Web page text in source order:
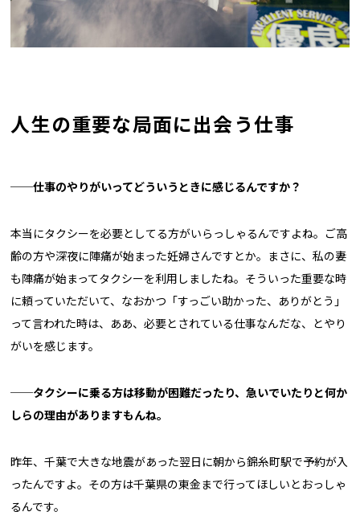
人生の重要な局面に出会う仕事
──仕事のやりがいってどういうときに感じるんですか？
本当にタクシーを必要としてる方がいらっしゃるんですよね。ご高
齢の方や深夜に陣痛が始まった妊婦さんですとか。まさに、私の妻
も陣痛が始まってタクシーを利用しましたね。そういった重要な時
に頼っていただいて、なおかつ「すっごい助かった、ありがとう」
って言われた時は、ああ、必要とされている仕事なんだな、とやり
がいを感じます。
──タクシーに乗る方は移動が困難だったり、急いでいたりと何か
しらの理由がありますもんね。
昨年、千葉で大きな地震があった翌日に朝から錦糸町駅で予約が入
ったんですよ。その方は千葉県の東金まで行ってほしいとおっしゃ
るんです。